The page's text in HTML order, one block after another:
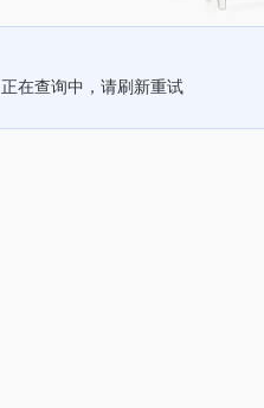
正在查询中，请刷新重试